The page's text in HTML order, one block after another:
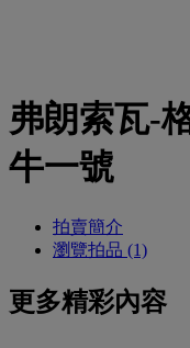
弗朗索瓦-
牛一號
拍賣簡介
瀏覽拍品 (1)
更多精彩內容